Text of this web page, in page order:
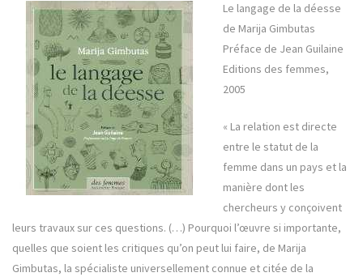
Le langage de la déesse
de Marija Gimbutas
Préface de Jean Guilaine
Editions des femmes,
2005
« La relation est directe
entre le statut de la
femme dans un pays et la
manière dont les
chercheurs y conçoivent
leurs travaux sur ces questions. (…) Pourquoi l’œuvre si importante,
quelles que soient les critiques qu’on peut lui faire, de Marija
Gimbutas, la spécialiste universellement connue et citée de la